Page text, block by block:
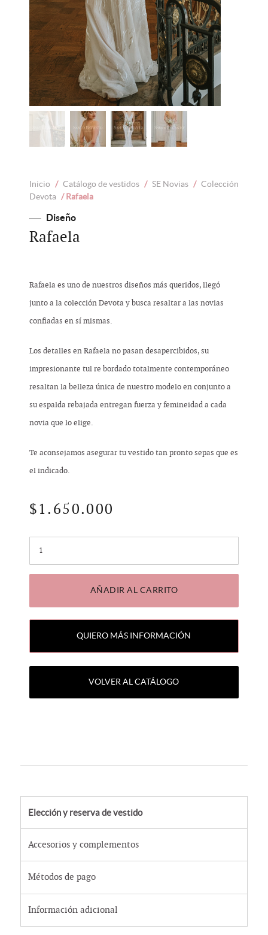
Inicio / Catálogo de vestidos / SE Novias / Colección
Devota / Rafaela
Diseño
Rafaela
Rafaela es uno de nuestros diseños más queridos, llegó
junto a la colección Devota y busca resaltar a las novias
confiadas en sí mismas.
Los detalles en Rafaela no pasan desapercibidos, su
impresionante tul re bordado totalmente contemporáneo
resaltan la belleza única de nuestro modelo en conjunto a
su espalda rebajada entregan fuerza y femineidad a cada
novia que lo elige.
Te aconsejamos asegurar tu vestido tan pronto sepas que es
el indicado.
$1.650.000
Cantidad
AÑADIR AL CARRITO
QUIERO MÁS INFORMACIÓN
VOLVER AL CATÁLOGO
Elección y reserva de vestido
Accesorios y complementos
Métodos de pago
Información adicional